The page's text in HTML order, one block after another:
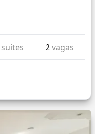
suítes 2vagas